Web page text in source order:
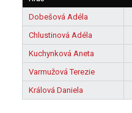
Dobešová Adéla
Chlustinová Adéla
Kuchynková Aneta
Varmužová Terezie
Králová Daniela